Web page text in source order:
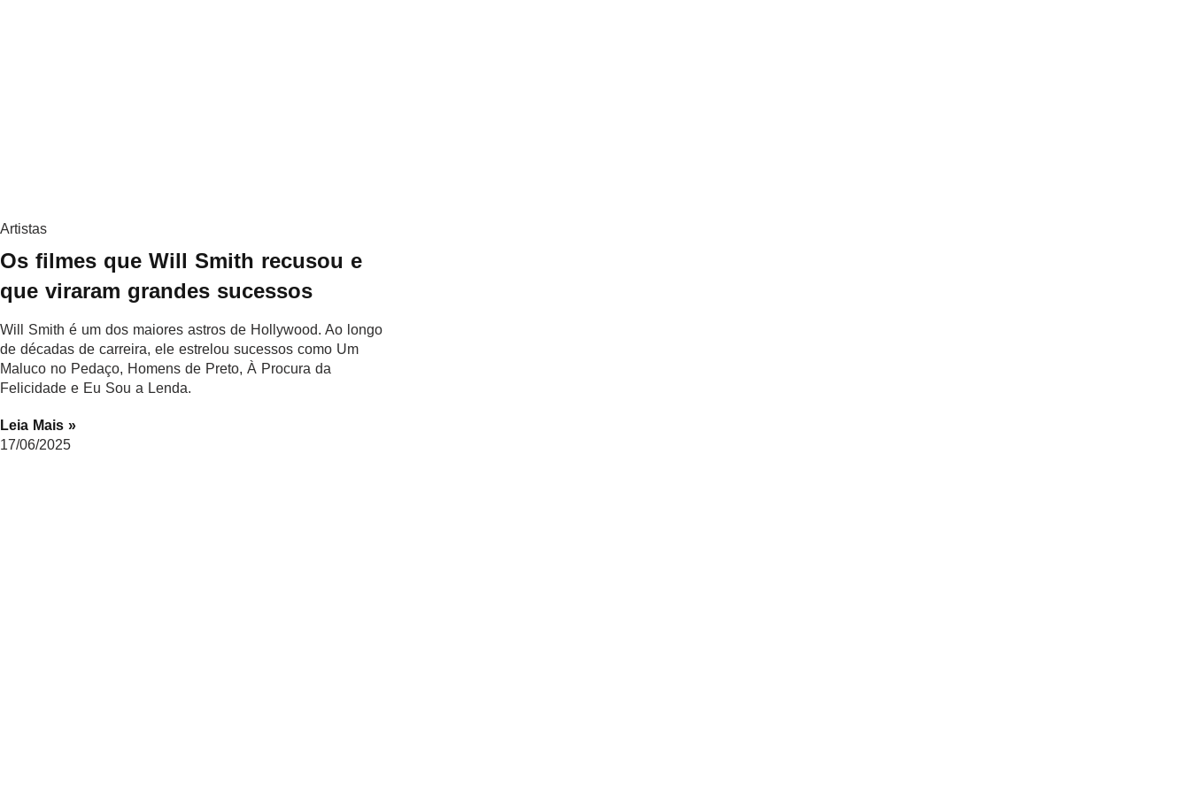
Artistas
Os filmes que Will Smith recusou e
que viraram grandes sucessos
Will Smith é um dos maiores astros de Hollywood. Ao longo
de décadas de carreira, ele estrelou sucessos como Um
Maluco no Pedaço, Homens de Preto, À Procura da
Felicidade e Eu Sou a Lenda.
Leia Mais »
17/06/2025